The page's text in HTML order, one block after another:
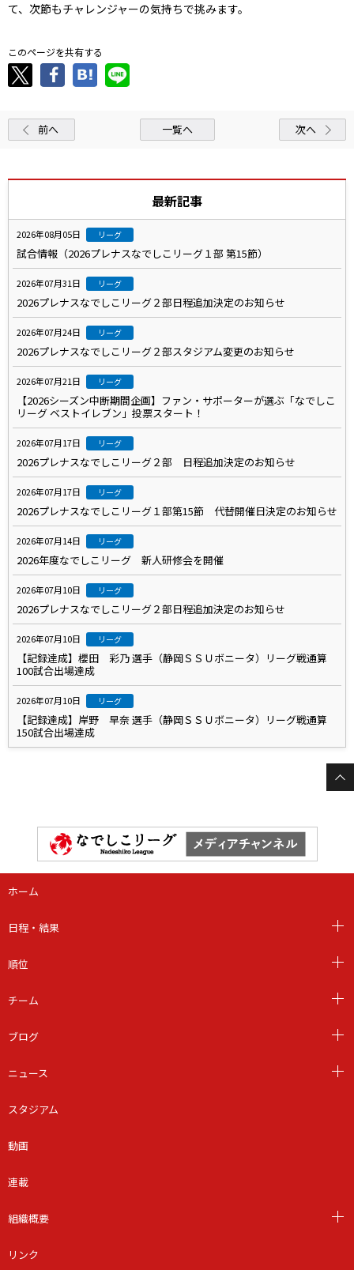
て、次節もチャレンジャーの気持ちで挑みます。
このページを共有する
前へ 一覧へ 次へ
最新記事
2026年08月05日 リーグ
試合情報（2026プレナスなでしこリーグ１部 第15節）
2026年07月31日 リーグ
2026プレナスなでしこリーグ２部日程追加決定のお知らせ
2026年07月24日 リーグ
2026プレナスなでしこリーグ２部スタジアム変更のお知らせ
2026年07月21日 リーグ
【2026シーズン中断期間企画】ファン・サポーターが選ぶ「なでしこ
リーグ ベストイレブン」投票スタート！
2026年07月17日 リーグ
2026プレナスなでしこリーグ２部 日程追加決定のお知らせ
2026年07月17日 リーグ
2026プレナスなでしこリーグ１部第15節 代替開催日決定のお知らせ
2026年07月14日 リーグ
2026年度なでしこリーグ 新人研修会を開催
2026年07月10日 リーグ
2026プレナスなでしこリーグ２部日程追加決定のお知らせ
2026年07月10日 リーグ
【記録達成】櫻田 彩乃 選手（静岡ＳＳＵボニータ）リーグ戦通算
100試合出場達成
2026年07月10日 リーグ
【記録達成】岸野 早奈 選手（静岡ＳＳＵボニータ）リーグ戦通算
150試合出場達成
ホーム
日程・結果
順位
チーム
ブログ
ニュース
スタジアム
動画
連載
組織概要
リンク